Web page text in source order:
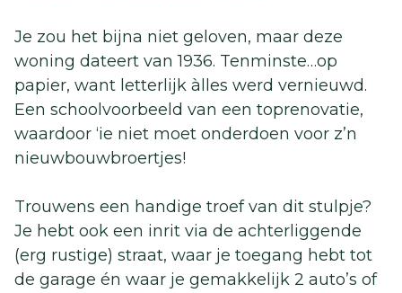
Je zou het bijna niet geloven, maar deze
woning dateert van 1936. Tenminste…op
papier, want letterlijk àlles werd vernieuwd.
Een schoolvoorbeeld van een toprenovatie,
waardoor ‘ie niet moet onderdoen voor z’n
nieuwbouwbroertjes!
Trouwens een handige troef van dit stulpje?
Je hebt ook een inrit via de achterliggende
(erg rustige) straat, waar je toegang hebt tot
de garage én waar je gemakkelijk 2 auto’s of